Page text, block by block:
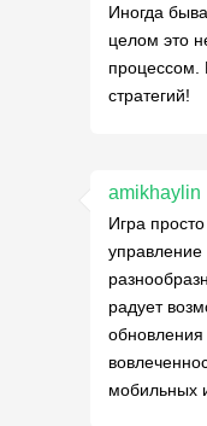
Иногда
целом это
процессом.
стратегий!
amikhaylin
Игра
управление
радует
мобильных